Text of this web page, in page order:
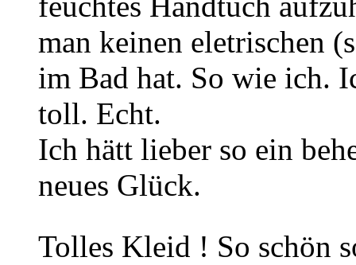
man keinen eletrischen
im Bad hat. So wie ich.
toll. Echt.
Ich hätt lieber so ein
neues Glück.
Tolles Kleid ! So schön